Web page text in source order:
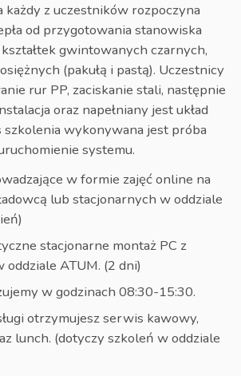
każdy z uczestników rozpoczyna
od przygotowania stanowiska
gwintowanych czarnych,
(pakułą i pastą). Uczestnicy
rur PP, zaciskanie stali, następnie
oraz napełniany jest układ
szkolenia wykonywana jest próba
systemu.
w formie zajęć online na
lub stacjonarnych w oddziale
stacjonarne montaż PC z
oddziale ATUM. (2 dni)
w godzinach 08:30-15:30.
otrzymujesz serwis kawowy,
lunch. (dotyczy szkoleń w oddziale